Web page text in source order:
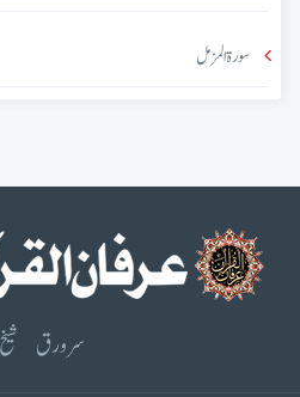
سورۃ المزمل
سرورق